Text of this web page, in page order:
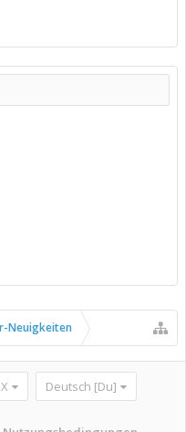
Neuigkeiten
Deutsch [Du]